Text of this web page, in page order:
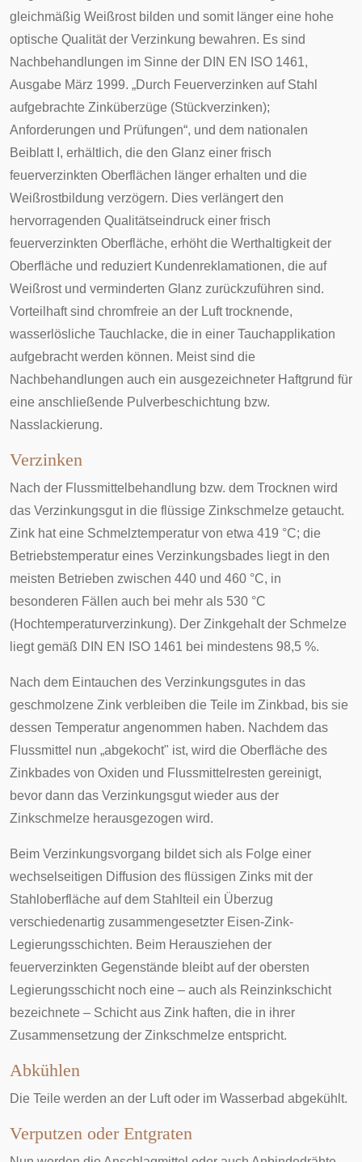
gleichmäßig Weißrost bilden und somit länger eine hohe
optische Qualität der Verzinkung bewahren. Es sind
Nachbehandlungen im Sinne der DIN EN ISO 1461,
Ausgabe März 1999. „Durch Feuerverzinken auf Stahl
aufgebrachte Zinküberzüge (Stückverzinken);
Anforderungen und Prüfungen“, und dem nationalen
Beiblatt I, erhältlich, die den Glanz einer frisch
feuerverzinkten Oberflächen länger erhalten und die
Weißrostbildung verzögern. Dies verlängert den
hervorragenden Qualitätseindruck einer frisch
feuerverzinkten Oberfläche, erhöht die Werthaltigkeit der
Oberfläche und reduziert Kundenreklamationen, die auf
Weißrost und verminderten Glanz zurückzuführen sind.
Vorteilhaft sind chromfreie an der Luft trocknende,
wasserlösliche Tauchlacke, die in einer Tauchapplikation
aufgebracht werden können. Meist sind die
Nachbehandlungen auch ein ausgezeichneter Haftgrund für
eine anschließende Pulverbeschichtung bzw.
Nasslackierung.
Verzinken
Nach der Flussmittelbehandlung bzw. dem Trocknen wird
das Verzinkungsgut in die flüssige Zinkschmelze getaucht.
Zink hat eine Schmelztemperatur von etwa 419 °C; die
Betriebstemperatur eines Verzinkungsbades liegt in den
meisten Betrieben zwischen 440 und 460 °C, in
besonderen Fällen auch bei mehr als 530 °C
(Hochtemperaturverzinkung). Der Zinkgehalt der Schmelze
liegt gemäß DIN EN ISO 1461 bei mindestens 98,5 %.
Nach dem Eintauchen des Verzinkungsgutes in das
geschmolzene Zink verbleiben die Teile im Zinkbad, bis sie
dessen Temperatur angenommen haben. Nachdem das
Flussmittel nun „abgekocht" ist, wird die Oberfläche des
Zinkbades von Oxiden und Flussmittelresten gereinigt,
bevor dann das Verzinkungsgut wieder aus der
Zinkschmelze herausgezogen wird.
Beim Verzinkungsvorgang bildet sich als Folge einer
wechselseitigen Diffusion des flüssigen Zinks mit der
Stahloberfläche auf dem Stahlteil ein Überzug
verschiedenartig zusammengesetzter Eisen-Zink-
Legierungsschichten. Beim Herausziehen der
feuerverzinkten Gegenstände bleibt auf der obersten
Legierungsschicht noch eine – auch als Reinzinkschicht
bezeichnete – Schicht aus Zink haften, die in ihrer
Zusammensetzung der Zinkschmelze entspricht.
Abkühlen
Die Teile werden an der Luft oder im Wasserbad abgekühlt.
Verputzen oder Entgraten